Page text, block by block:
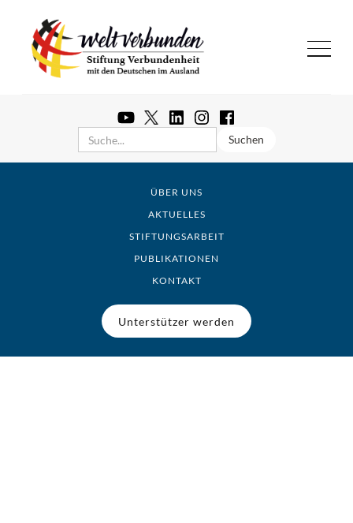
ÜBER UNS
AKTUELLES
STIFTUNGSARBEIT
PUBLIKATIONEN
KONTAKT
Unterstützer werden